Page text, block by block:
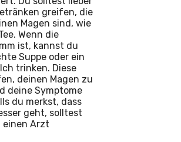
greifen, die
Magen sind, wie
Wenn die
ist, kannst du
Suppe oder ein
trinken. Diese
deinen Magen zu
deine Symptome
du merkst, dass
geht, solltest
Arzt